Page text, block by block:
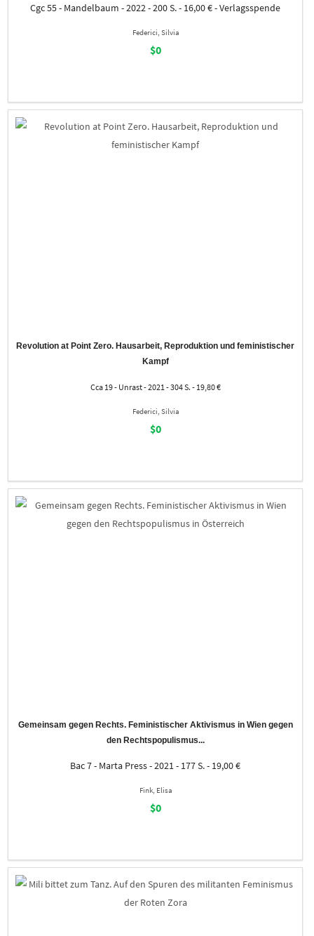
Cgc 55 - Mandelbaum - 2022 - 200 S. - 16,00 € - Verlagsspende
Federici, Silvia
$0
Revolution at Point Zero. Hausarbeit, Reproduktion und feministischer
Kampf
Cca 19 - Unrast - 2021 - 304 S. - 19,80 €
Federici, Silvia
$0
Gemeinsam gegen Rechts. Feministischer Aktivismus in Wien gegen
den Rechtspopulismus...
Bac 7 - Marta Press - 2021 - 177 S. - 19,00 €
Fink, Elisa
$0